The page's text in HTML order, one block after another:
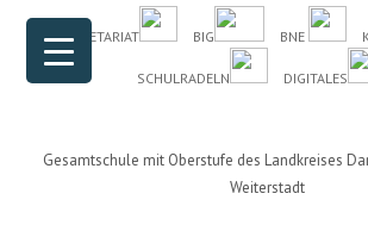
DAS SEKRETARIAT
BIG BNE
SCHULRADELN DIGITALES
Gesamtschule mit Oberstufe des Landkreises
Weiterstadt